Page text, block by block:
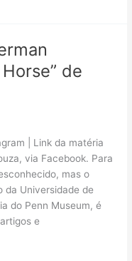
de
| Link da matéria
via Facebook. Para
mas o
da Universidade de
do Penn Museum, é
e